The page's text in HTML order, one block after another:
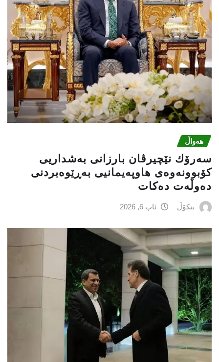
هەواڵ
سەرۆك نێچیرڤان بارزانی بەشداریی
كۆبوونەوەی هاوپەیمانیی بەڕێوەبردنی
دەوڵەت دەكات
بنکۆڵ ئاب 6, 2026